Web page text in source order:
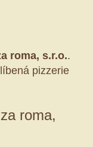
roma, s.r.o..
pizzerie
roma,